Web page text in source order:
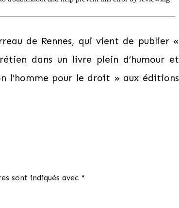
de Rennes, qui vient de publier «
dans un livre plein d’humour et
l’homme pour le droit » aux éditions
sont indiqués avec *